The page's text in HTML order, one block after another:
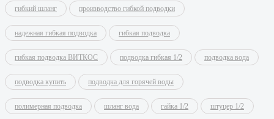
гибкий шланг производство гибкой подводки
надежная гибкая подводка гибкая подводка
гибкая подводка ВИТКОС подводка гибкая 1/2 подводка вода
подводка купить подводка для горячей воды
полимерная подводка шланг вода гайка 1/2 штуцер 1/2